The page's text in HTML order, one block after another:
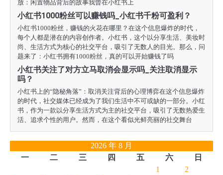
放：闲置物品背后的故事我曾在小红书上
小红书1000粉丝可以赚钱吗_小红书千粉可盈利？
小红书1000粉丝，赚钱的火花在哪里？在这个信息爆炸的时代，
每个人都是潜在的内容创作者。小红书，这个以分享生活、美妆时
尚、生活方式为核心的社交平台，吸引了无数人的目光。那么，问
题来了：小红书拥有1000粉丝，真的可以开始赚钱了吗
小红书关注了对方立马取消会显示吗_关注取消显示
吗？
小红书上的“隐秘角落”：取消关注背后的心理博弈在这个信息爆炸
的时代，社交媒体已经成为了我们生活中不可或缺的一部分。小红
书，作为一款以分享生活方式为主的社交平台，吸引了无数热爱生
活、追求个性的用户。然而，在这个看似光鲜亮丽的社交舞台
2026 年 8 月
一
二 三 四 五 六
日
1
2